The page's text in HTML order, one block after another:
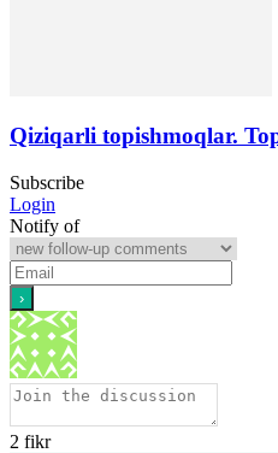
Qiziqarli topishmoqlar.
Subscribe
Login
Notify of
2 fikr